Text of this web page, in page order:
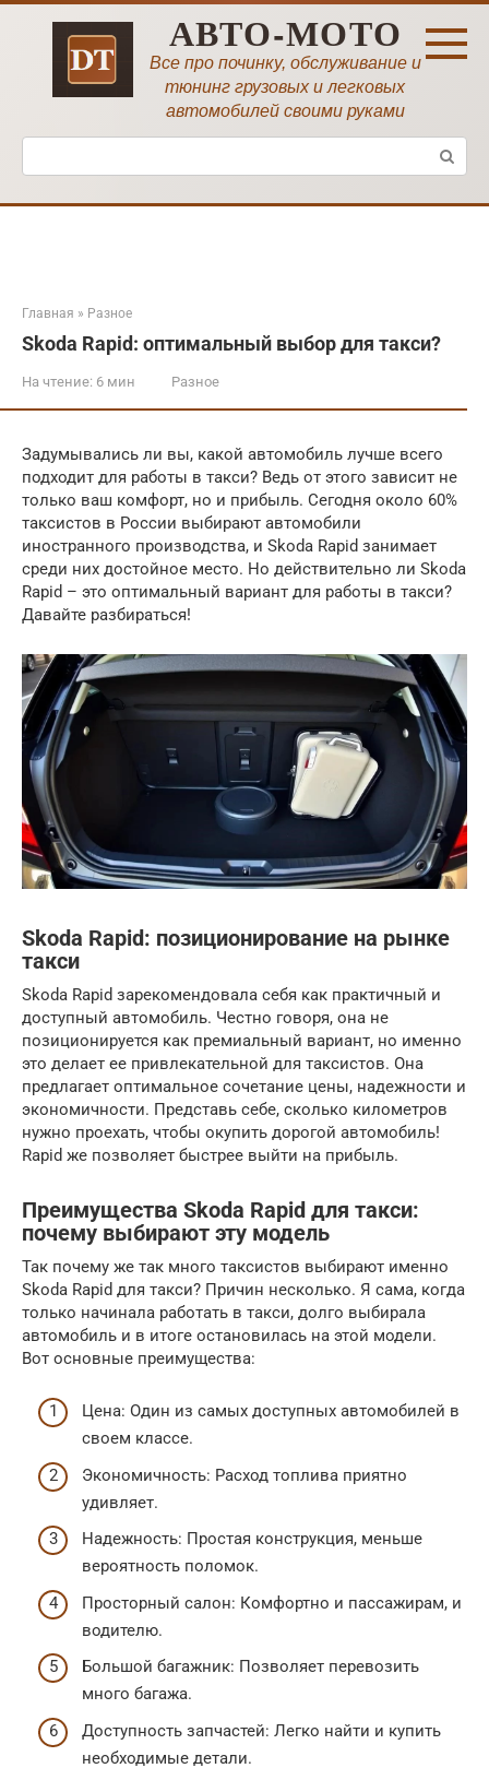
Перейти
АВТО-МОТО
Все про починку, обслуживание и
тюнинг грузовых и легковых
автомобилей своими руками
Поиск:
Главная » Разное
Skoda Rapid: оптимальный выбор для такси?
На чтение: 6 мин Разное
Задумывались ли вы, какой автомобиль лучше всего
подходит для работы в такси? Ведь от этого зависит не
только ваш комфорт, но и прибыль. Сегодня около 60%
таксистов в России выбирают автомобили
иностранного производства, и Skoda Rapid занимает
среди них достойное место. Но действительно ли Skoda
Rapid – это оптимальный вариант для работы в такси?
Давайте разбираться!
Skoda Rapid: позиционирование на рынке
такси
Skoda Rapid зарекомендовала себя как практичный и
доступный автомобиль. Честно говоря, она не
позиционируется как премиальный вариант, но именно
это делает ее привлекательной для таксистов. Она
предлагает оптимальное сочетание цены, надежности и
экономичности. Представь себе, сколько километров
нужно проехать, чтобы окупить дорогой автомобиль!
Rapid же позволяет быстрее выйти на прибыль.
Преимущества Skoda Rapid для такси:
почему выбирают эту модель
Так почему же так много таксистов выбирают именно
Skoda Rapid для такси? Причин несколько. Я сама, когда
только начинала работать в такси, долго выбирала
автомобиль и в итоге остановилась на этой модели.
Вот основные преимущества:
Цена: Один из самых доступных автомобилей в
своем классе.
Экономичность: Расход топлива приятно
удивляет.
Надежность: Простая конструкция, меньше
вероятность поломок.
Просторный салон: Комфортно и пассажирам, и
водителю.
Большой багажник: Позволяет перевозить
много багажа.
Доступность запчастей: Легко найти и купить
необходимые детали.